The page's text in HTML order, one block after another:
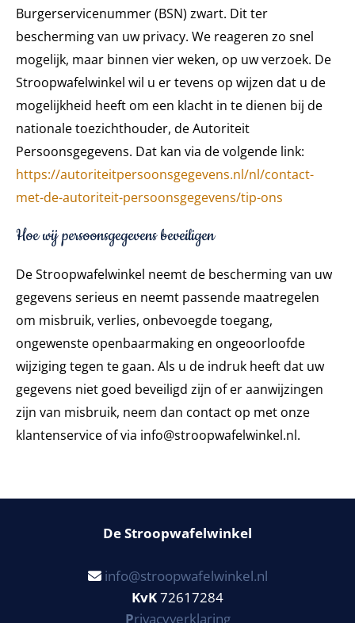
Burgerservicenummer (BSN) zwart. Dit ter
bescherming van uw privacy. We reageren zo snel
mogelijk, maar binnen vier weken, op uw verzoek. De
Stroopwafelwinkel wil u er tevens op wijzen dat u de
mogelijkheid heeft om een klacht in te dienen bij de
nationale toezichthouder, de Autoriteit
Persoonsgegevens. Dat kan via de volgende link:
https://autoriteitpersoonsgegevens.nl/nl/contact-
met-de-autoriteit-persoonsgegevens/tip-ons
Hoe wij persoonsgegevens beveiligen
De Stroopwafelwinkel neemt de bescherming van uw
gegevens serieus en neemt passende maatregelen
om misbruik, verlies, onbevoegde toegang,
ongewenste openbaarmaking en ongeoorloofde
wijziging tegen te gaan. Als u de indruk heeft dat uw
gegevens niet goed beveiligd zijn of er aanwijzingen
zijn van misbruik, neem dan contact op met onze
klantenservice of via info@stroopwafelwinkel.nl.
De Stroopwafelwinkel
 info@stroopwafelwinkel.nl
KvK72617284
Privacyverklaring